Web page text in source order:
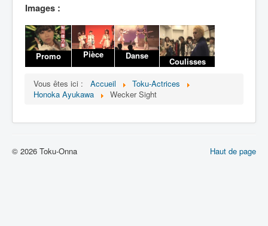
Images :
Promo Pièce Danse
Coulisses
Vous êtes ici :
Accueil
Toku-Actrices
Honoka Ayukawa
Wecker Sight
Haut de page
© 2026 Toku-Onna